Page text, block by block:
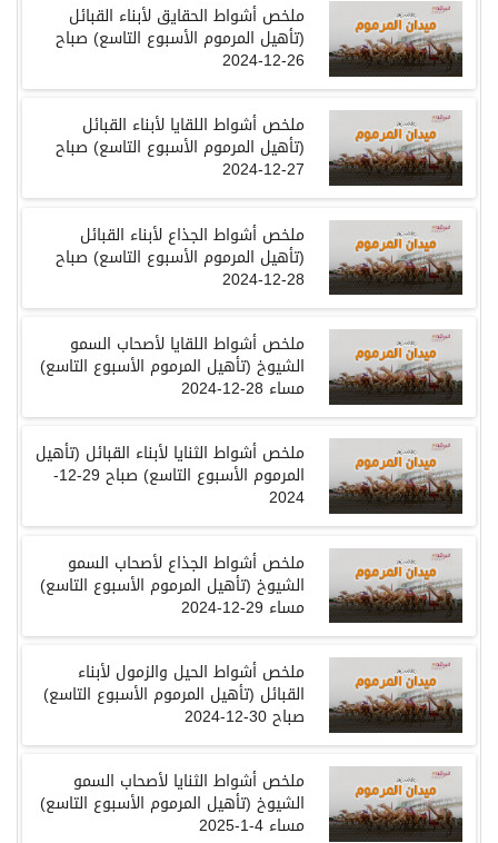
ملخص أشواط الحقايق لأبناء القبائل
(تأهيل المرموم الأسبوع التاسع) صباح
26-12-2024
ملخص أشواط اللقايا لأبناء القبائل
(تأهيل المرموم الأسبوع التاسع) صباح
27-12-2024
ملخص أشواط الجذاع لأبناء القبائل
(تأهيل المرموم الأسبوع التاسع) صباح
28-12-2024
ملخص أشواط اللقايا لأصحاب السمو
الشيوخ (تأهيل المرموم الأسبوع التاسع)
مساء 28-12-2024
ملخص أشواط الثنايا لأبناء القبائل (تأهيل
المرموم الأسبوع التاسع) صباح 29-12-
2024
ملخص أشواط الجذاع لأصحاب السمو
الشيوخ (تأهيل المرموم الأسبوع التاسع)
مساء 29-12-2024
ملخص أشواط الحيل والزمول لأبناء
القبائل (تأهيل المرموم الأسبوع التاسع)
صباح 30-12-2024
ملخص أشواط الثنايا لأصحاب السمو
الشيوخ (تأهيل المرموم الأسبوع التاسع)
مساء 4-1-2025